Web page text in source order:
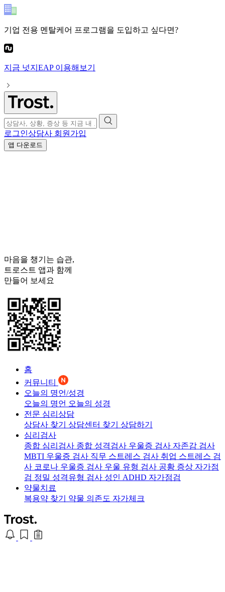
기업 전용 멘탈케어 프로그램을 도입하고 싶다면?
지금 넛지EAP이용해보기
로그인상담사 회원가입
앱 다운로드
마음을 챙기는 습관,
트로스트 앱과 함께
만들어 보세요
홈
커뮤니티
오늘의 명언/성경
오늘의 명언 오늘의 성경
전문 심리상담
상담사 찾기 상담센터 찾기 상담하기
심리검사
종합 심리검사 종합 성격검사 우울증 검사 자존감 검사
MBTI 우울증 검사 직무 스트레스 검사 취업 스트레스 검
사 코로나 우울증 검사 우울 유형 검사 공황 증상 자가점
검 정밀 성격유형 검사 성인 ADHD 자가점검
약물치료
복용약 찾기 약물 의존도 자가체크